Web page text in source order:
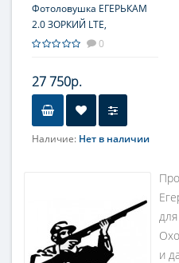
Фотоловушка ЕГЕРЬКАМ
2.0 ЗОРКИЙ LTE,
усовершенствованная
российским облаком
EGERCam.ru
0
27 750р.
Наличие: Нет в наличии
и